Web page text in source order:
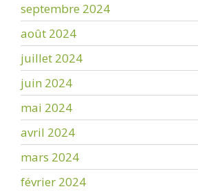
septembre 2024
août 2024
juillet 2024
juin 2024
mai 2024
avril 2024
mars 2024
février 2024